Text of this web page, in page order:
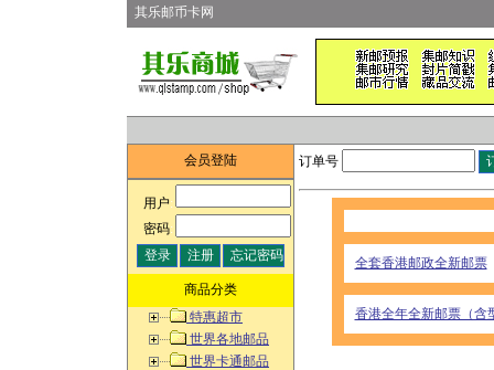
其乐邮币卡网
会员登陆
用户:
密码:
商品分类
特惠超市
世界各地邮品
世界卡通邮品
订单号
全套香港邮政全新邮票
香港全年全新邮票（含